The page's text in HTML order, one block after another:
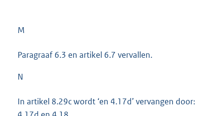
M
Paragraaf 6.3 en artikel 6.7 vervallen.
N
In artikel 8.29c wordt ‘en 4.17d’ vervangen door: